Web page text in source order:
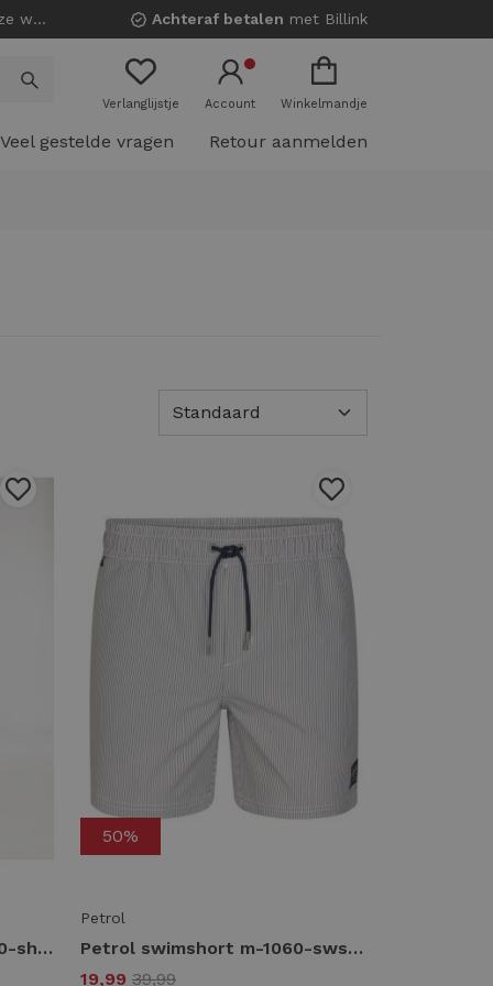
Achteraf betalen met Billink
Verlanglijstje Account Winkelmandje
Veel gestelde vragen Retour aanmelden
Petrol shorts chino m-1060-sho538 Korte broeken 0000 bright white
50%
Petrol
Petrol swimshort m-1060-sws954 Zwembroek 5178 navy blue
19,99 39,99